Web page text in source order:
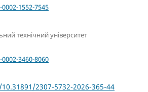
1552-7545
технічний університет
3460-8060
2307-5732-2026-365-44